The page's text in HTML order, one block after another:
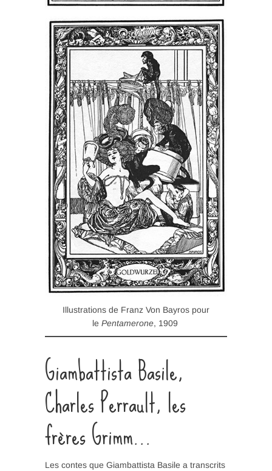
Illustrations de Franz Von Bayros pour
le Pentamerone, 1909
Giambattista Basile,
Charles Perrault, les
frères Grimm…
Les contes que Giambattista Basile a transcrits